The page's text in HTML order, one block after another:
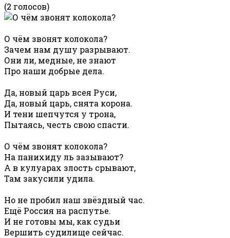
(2 голосов)
О чём звонят колокола?
Зачем нам душу разрывают.
Они ли, медные, не знают
Про наши добрые дела.
Да, новый царь всея Руси,
Да, новый царь, снята корона.
И тени шепчутся у трона,
Пытаясь, честь свою спасти.
О чём звонят колокола?
На панихиду ль зазывают?
А в кулуарах злость срывают,
Там закусили удила.
Но не пробил наш звёздный час.
Ещё Россия на распутье.
И не готовы мы, как судьи
Вершить судилище сейчас.